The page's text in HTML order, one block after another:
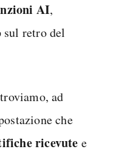
AI,
sul retro del
ad
che
ricevute e